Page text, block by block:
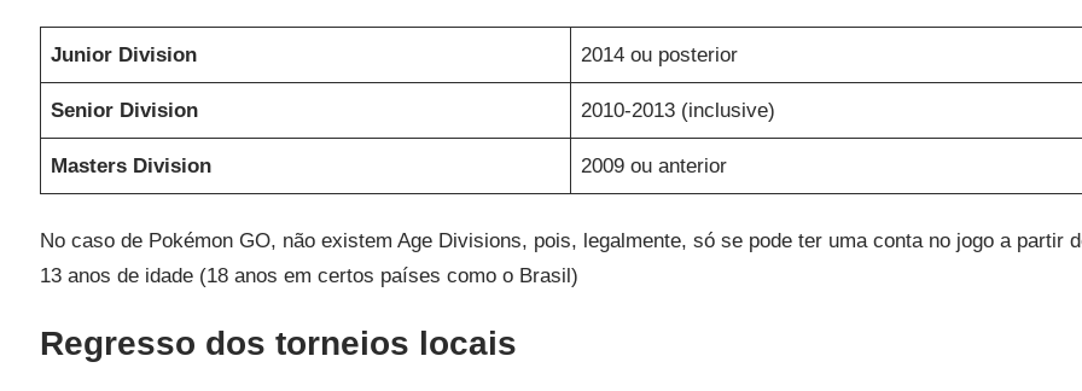
Junior Division 2014 ou posterior
Senior Division 2010-2013 (inclusive)
Masters Division 2009 ou anterior
No caso de Pokémon GO, não existem Age Divisions, pois, legalmente, só se pode ter uma conta no jogo a partir
13 anos de idade (18 anos em certos países como o Brasil)
Regresso dos torneios locais